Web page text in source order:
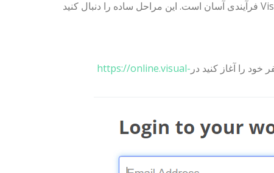
تبدیل تصاویر JPG خود به فرمت WebP با استفاده از Visual Paradigm Online فرآیندی آسان است. این مراحل ساده را دنبال کنید
https://online.visual-